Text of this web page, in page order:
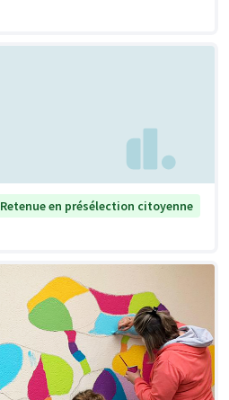
Retenue en présélection citoyenne